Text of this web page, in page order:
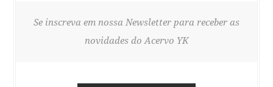
Se inscreva em nossa Newsletter para receber as
novidades do Acervo YK